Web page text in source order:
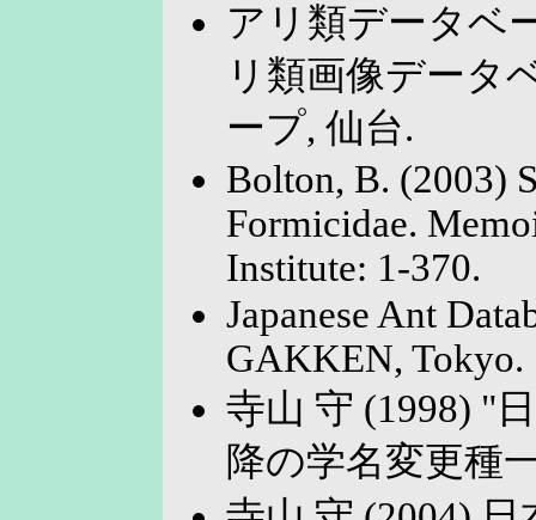
アリ類データベ
リ類画像データ
ープ, 仙台.
Bolton, B. (2003)
Formicidae.
Institute: 1-370.
Japanese Ant
GAKKEN, Tokyo.
寺山 守 (1998) "
降の学名変更種